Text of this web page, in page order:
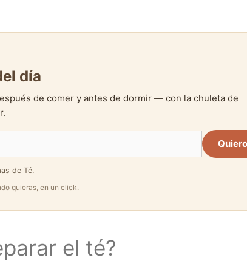
día
de comer y antes de dormir — con la chuleta de
de Té.
quieras, en un click.
el té?